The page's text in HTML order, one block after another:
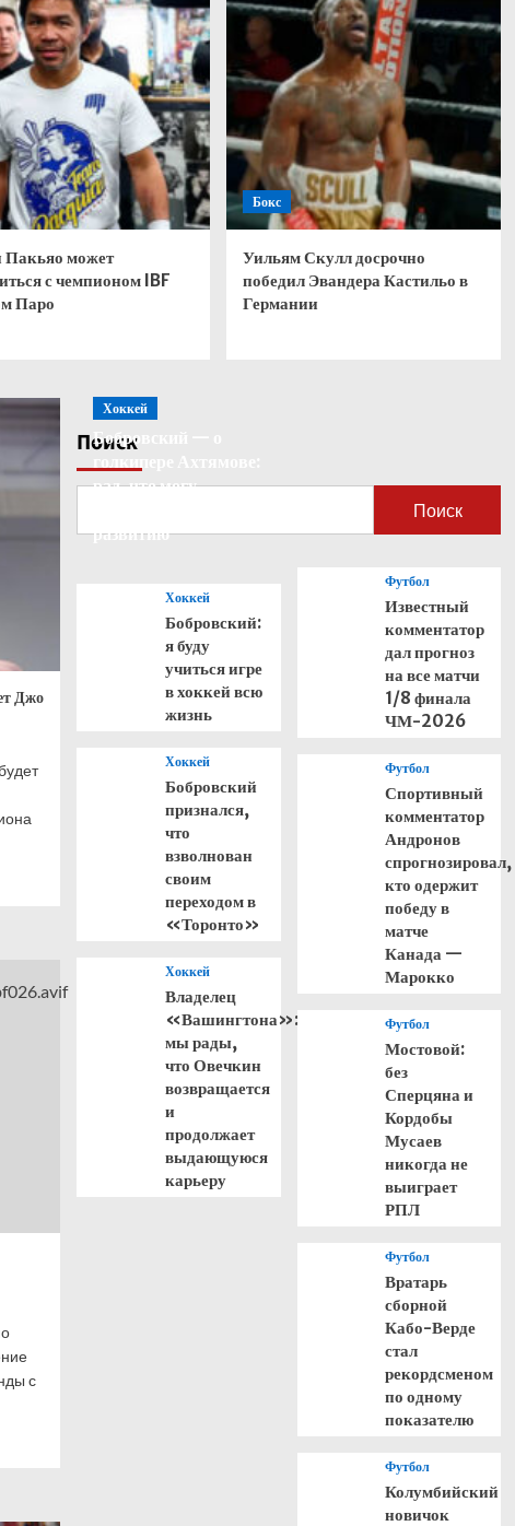
может
с чемпионом IBF
Паро
Бокс
Уильям Скулл досрочно
победил Эвандера Кастильо в
Германии
Джо
с
Поиск
Поиск
Хоккей
Бобровский — о
рад, что могу
развитию
Хоккей
Бобровский:
я буду
учиться игре
в хоккей всю
жизнь
Хоккей
Бобровский
признался,
что
взволнован
своим
переходом в
«Торонто»
Хоккей
Владелец
«Вашингтона»:
мы рады,
что Овечкин
возвращается
и
продолжает
выдающуюся
карьеру
Футбол
Известный
комментатор
дал прогноз
на все матчи
1/8 финала
ЧМ-2026
Футбол
Спортивный
комментатор
Андронов
спрогнозировал,
кто одержит
победу в
матче
Канада —
Марокко
Футбол
Мостовой:
без
Сперцяна и
Кордобы
Мусаев
никогда не
выиграет
РПЛ
Футбол
Вратарь
сборной
Кабо-Верде
стал
рекордсменом
по одному
показателю
Футбол
Колумбийский
новичок